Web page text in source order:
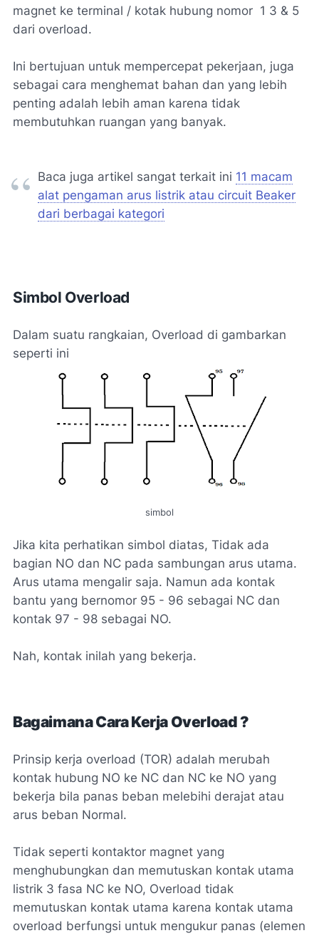
magnet ke terminal / kotak hubung nomor 1 3 & 5
dari overload.
Ini bertujuan untuk mempercepat pekerjaan, juga
sebagai cara menghemat bahan dan yang lebih
penting adalah lebih aman karena tidak
membutuhkan ruangan yang banyak.
Baca juga artikel sangat terkait ini 11 macam
alat pengaman arus listrik atau circuit Beaker
dari berbagai kategori
Simbol Overload
Dalam suatu rangkaian, Overload di gambarkan
seperti ini
simbol
Jika kita perhatikan simbol diatas, Tidak ada
bagian NO dan NC pada sambungan arus utama.
Arus utama mengalir saja. Namun ada kontak
bantu yang bernomor 95 - 96 sebagai NC dan
kontak 97 - 98 sebagai NO.
Nah, kontak inilah yang bekerja.
Bagaimana Cara Kerja Overload ?
Prinsip kerja overload (TOR) adalah merubah
kontak hubung NO ke NC dan NC ke NO yang
bekerja bila panas beban melebihi derajat atau
arus beban Normal.
Tidak seperti kontaktor magnet yang
menghubungkan dan memutuskan kontak utama
listrik 3 fasa NC ke NO, Overload tidak
memutuskan kontak utama karena kontak utama
overload berfungsi untuk mengukur panas (elemen